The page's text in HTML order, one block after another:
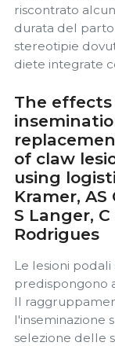
riscontrato
durata del
stereotipie
diete integrate
The
of claw
using
Kramer,
S Langer,
Rodrigues
Le lesioni
predispongono
Il
l'inseminazione
selezione delle